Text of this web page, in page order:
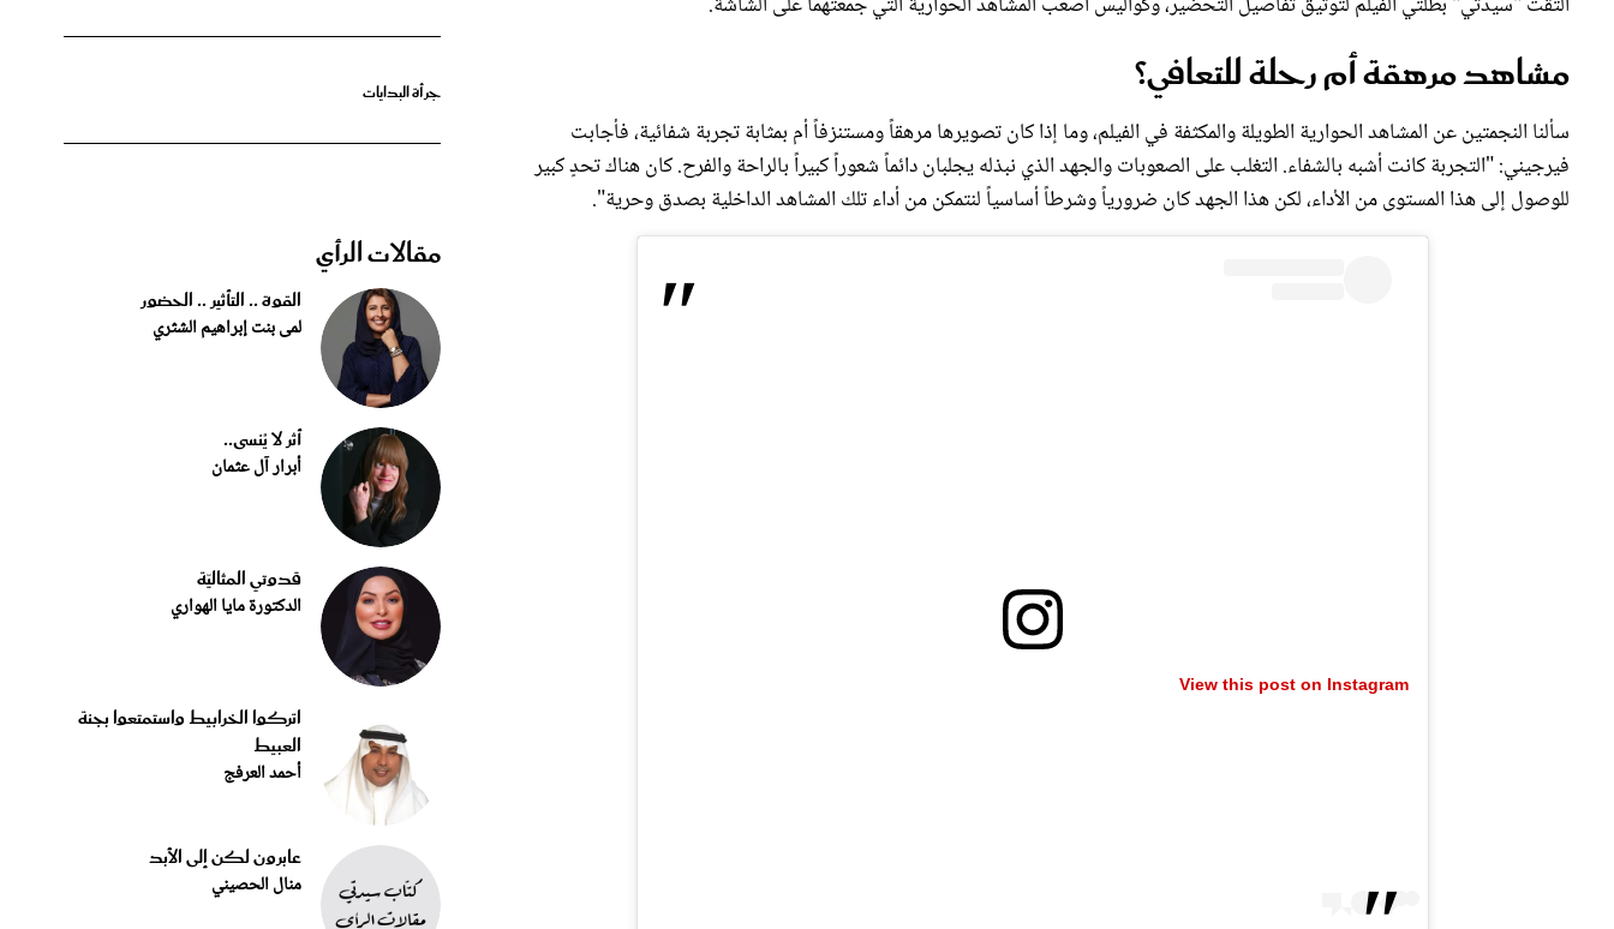
مشاهد مرهقة أم رحلة للتعافي؟
سألنا النجمتين عن المشاهد الحوارية الطويلة والمكثفة في الفيلم، وما إذا كان تصويرها مرهقاً ومستنزفاً أم بمثابة تجربة شفائية، فأجابت
فيرجيني: "التجربة كانت أشبه بالشفاء. التغلب على الصعوبات والجهد الذي نبذله يجلبان دائماً شعوراً كبيراً بالراحة والفرح. كان هناك تحدٍ كبير
للوصول إلى هذا المستوى من الأداء، لكن هذا الجهد كان ضرورياً وشرطاً أساسياً لنتمكن من أداء تلك المشاهد الداخلية بصدق وحرية".
View this post on Instagram
جرأة البدايات
مقالات الرأي
القوة .. التأثير .. الحضور
لمى بنت إبراهيم الشثري
أثر لا يُنسى..
أبرار آل عثمان
قدوتي المثاليّة
الدكتورة مايا الهواري
اتركوا الخرابيط واستمتعوا بجنة
العبيط
أحمد العرفج
عابرون لكن إلى الأبد
منال الحصيني